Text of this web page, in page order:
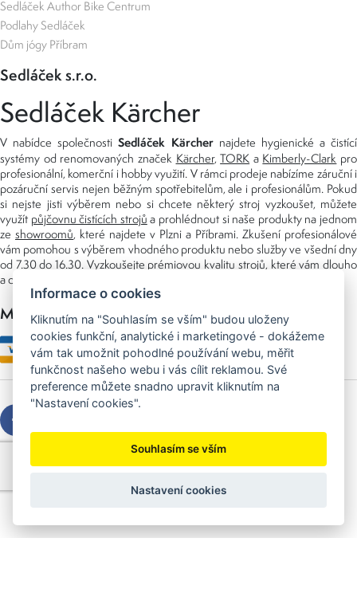
Sedláček Author Bike Centrum
Podlahy Sedláček
Dům jógy Příbram
Sedláček s.r.o.
Sedláček Kärcher
V nabídce společnostiSedláček Kärchernajdete hygienické a čistící
systémy od renomovaných značek Kärcher,TORK a Kimberly-Clark pro
profesionální, komerční i hobby využití. V rámci prodeje nabízíme záruční i
pozáruční servis nejen běžným spotřebitelům, ale i profesionálům. Pokud
si nejste jisti výběrem nebo si chcete některý stroj vyzkoušet, můžete
využít půjčovnu čistících strojů a prohlédnout si naše produkty na jednom
ze showroomů, které najdete v Plzni a Příbrami. Zkušení profesionálové
vám pomohou s výběrem vhodného produktu nebo služby ve všední dny
od 7.30 do 16.30. Vyzkoušejte prémiovou kvalitu strojů, které vám dlouho
a dobře poslouží nejen doma, ale i v zaměstnání.
Možnosti platby
Copyright © 2026 Sedláček s.r.o.
Created byOLC Webdesign
Informace o cookies
Kliknutím na "Souhlasím se vším" budou uloženy
cookies funkční, analytické i marketingové - dokážeme
vám tak umožnit pohodlné používání webu, měřit
funkčnost našeho webu i vás cílit reklamou. Své
preference můžete snadno upravit kliknutím na
"Nastavení cookies".
Souhlasím se vším
Nastavení cookies